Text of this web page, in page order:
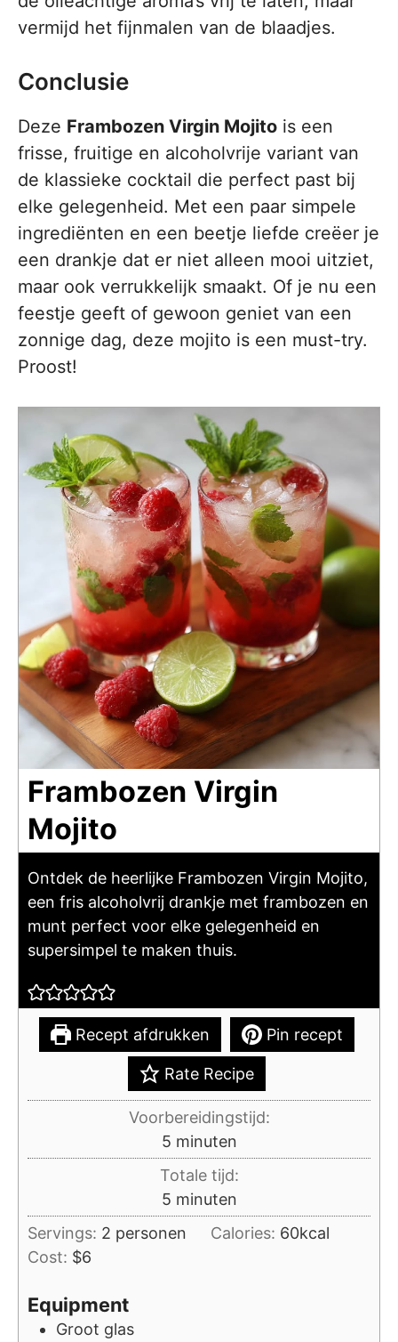
vermijd het fijnmalen van de blaadjes.
Conclusie
Deze Frambozen Virgin Mojito is een
frisse, fruitige en alcoholvrije variant van
de klassieke cocktail die perfect past bij
elke gelegenheid. Met een paar simpele
ingrediënten en een beetje liefde creëer je
een drankje dat er niet alleen mooi uitziet,
maar ook verrukkelijk smaakt. Of je nu een
feestje geeft of gewoon geniet van een
zonnige dag, deze mojito is een must-try.
Proost!
Frambozen Virgin
Mojito
Ontdek de heerlijke Frambozen Virgin Mojito,
een fris alcoholvrij drankje met frambozen en
munt perfect voor elke gelegenheid en
supersimpel te maken thuis.
Recept afdrukken Pin recept
Rate Recipe
Voorbereidingstijd:
5minuten
minuten
Totale tijd:
5minuten
minuten
Servings: 2 personen Calories: 60kcal
Cost: $6
Equipment
Groot glas